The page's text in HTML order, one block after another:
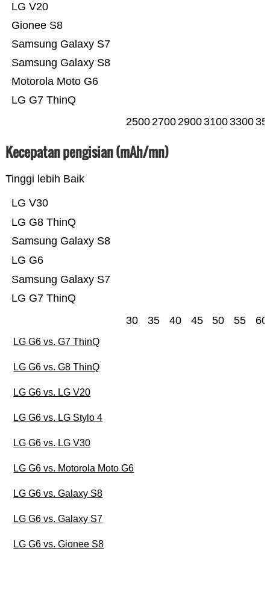
LG G7 ThinQ
Motorola Moto G6
Samsung Galaxy S8
Samsung Galaxy S7
Gionee S8
LG V20
25002700290031003300
Kecepatan pengisian (mAh/mn)
Tinggi lebih Baik
LG G7 ThinQ
Samsung Galaxy S7
LG G6
Samsung Galaxy S8
LG G8 ThinQ
LG V30
30 35 40 45 50 55 60
LG G6 vs. G7 ThinQ
LG G6 vs. G8 ThinQ
LG G6 vs. LG V20
LG G6 vs. LG Stylo 4
LG G6 vs. LG V30
LG G6 vs. Motorola Moto G6
LG G6 vs. Galaxy S8
LG G6 vs. Galaxy S7
LG G6 vs. Gionee S8